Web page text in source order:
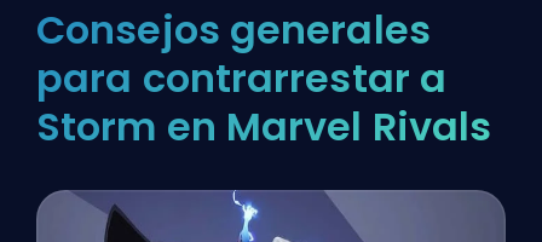
Consejos generales
para contrarrestar a
Storm en Marvel Rivals